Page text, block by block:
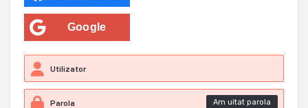
Google
Am uitat parola